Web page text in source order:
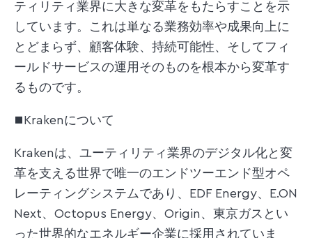
ティリティ業界に大きな変革をもたらすことを示
しています。これは単なる業務効率や成果向上に
とどまらず、顧客体験、持続可能性、そしてフィ
ールドサービスの運用そのものを根本から変革す
るものです。
■Krakenについて
Krakenは、ユーティリティ業界のデジタル化と変
革を支える世界で唯一のエンドツーエンド型オペ
レーティングシステムであり、EDF Energy、E.ON
Next、Octopus Energy、Origin、東京ガスとい
った世界的なエネルギー企業に採用されていま